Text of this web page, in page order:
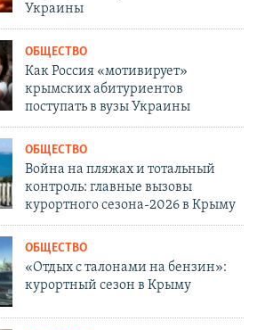
Украины
ОБЩЕСТВО
Как Россия «мотивирует»
крымских абитуриентов
поступать в вузы Украины
ОБЩЕСТВО
Война на пляжах и тотальный
контроль: главные вызовы
курортного сезона-2026 в Крыму
ОБЩЕСТВО
«Отдых с талонами на бензин»:
курортный сезон в Крыму